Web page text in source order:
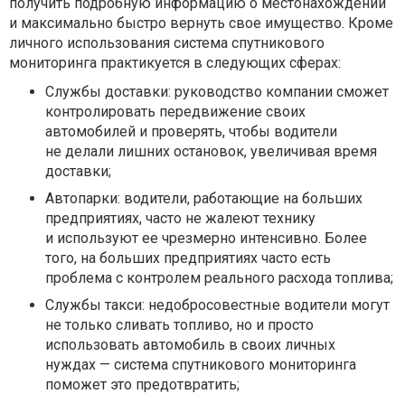
и максимально быстро вернуть свое имущество. Кроме
личного использования система спутникового
мониторинга практикуется в следующих сферах:
Службы доставки: руководство компании сможет
контролировать передвижение своих
автомобилей и проверять, чтобы водители
не делали лишних остановок, увеличивая время
доставки;
Автопарки: водители, работающие на больших
предприятиях, часто не жалеют технику
и используют ее чрезмерно интенсивно. Более
того, на больших предприятиях часто есть
проблема с контролем реального расхода топлива;
Службы такси: недобросовестные водители могут
не только сливать топливо, но и просто
использовать автомобиль в своих личных
нуждах — система спутникового мониторинга
поможет это предотвратить;